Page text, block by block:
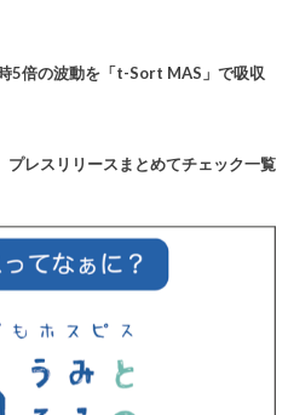
5倍の波動を「t-Sort MAS」で吸収
プレスリリースまとめてチェック一覧